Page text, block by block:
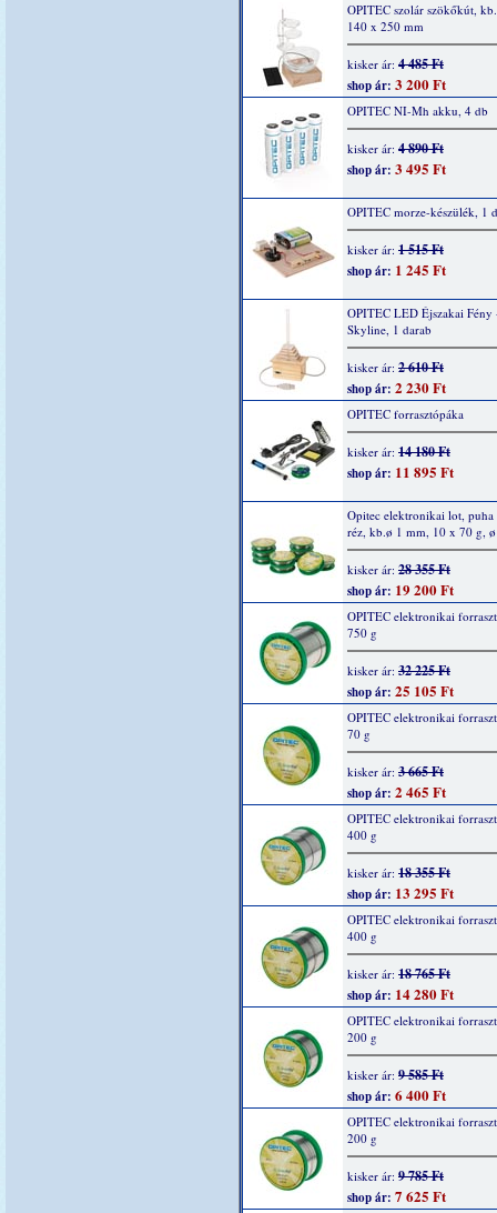
OPITEC szolár szökőkút,
140 x 250 mm
kisker ár: 4 485 Ft
shop ár: 3 200 Ft
OPITEC NI-Mh akku, 4 db
kisker ár: 4 890 Ft
shop ár: 3 495 Ft
OPITEC morze-készülék, 1
kisker ár: 1 515 Ft
shop ár: 1 245 Ft
OPITEC LED Éjszakai Fény
Skyline, 1 darab
kisker ár: 2 610 Ft
shop ár: 2 230 Ft
OPITEC forrasztópáka
kisker ár: 14 180 Ft
shop ár: 11 895 Ft
Opitec elektronikai lot, puha
réz, kb.ø 1 mm, 10 x 70 g,
kisker ár: 28 355 Ft
shop ár: 19 200 Ft
OPITEC elektronikai
750 g
kisker ár: 32 225 Ft
shop ár: 25 105 Ft
OPITEC elektronikai
70 g
kisker ár: 3 665 Ft
shop ár: 2 465 Ft
OPITEC elektronikai
400 g
kisker ár: 18 355 Ft
shop ár: 13 295 Ft
OPITEC elektronikai
400 g
kisker ár: 18 765 Ft
shop ár: 14 280 Ft
OPITEC elektronikai
200 g
kisker ár: 9 585 Ft
shop ár: 6 400 Ft
OPITEC elektronikai
200 g
kisker ár: 9 785 Ft
shop ár: 7 625 Ft